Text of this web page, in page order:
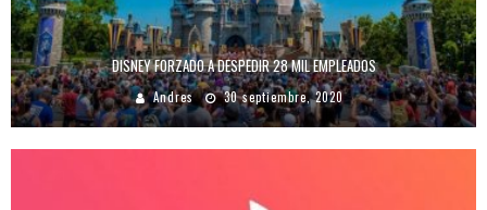
DISNEY FORZADO A DESPEDIR 28 MIL EMPLEADOS
Andres 30 septiembre, 2020